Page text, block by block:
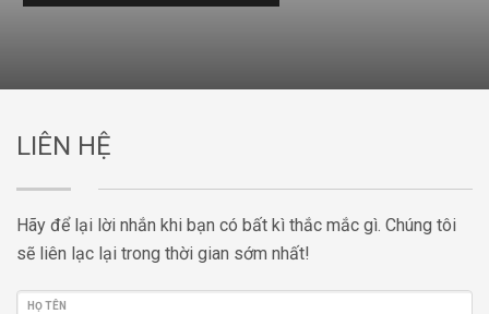
LIÊN HỆ
Hãy để lại lời nhắn khi bạn có bất kì thắc mắc gì. Chúng tôi
sẽ liên lạc lại trong thời gian sớm nhất!
HỌ TÊN